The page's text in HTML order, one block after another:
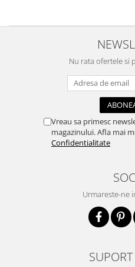
Nu rata ofertele si
Vreau sa primesc
magazinului. Afla mai
Confidentialitate
Urmareste-ne